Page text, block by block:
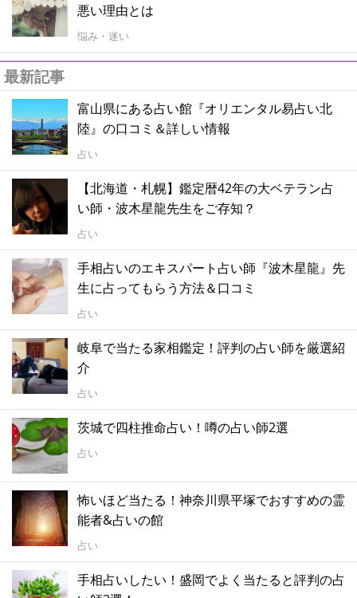
悪い理由とは
悩み・迷い
最新記事
富山県にある占い館『オリエンタル易占い北
陸』の口コミ＆詳しい情報
占い
【北海道・札幌】鑑定暦42年の大ベテラン占
い師・波木星龍先生をご存知？
占い
手相占いのエキスパート占い師『波木星龍』先
生に占ってもらう方法＆口コミ
占い
岐阜で当たる家相鑑定！評判の占い師を厳選紹
介
占い
茨城で四柱推命占い！噂の占い師2選
占い
怖いほど当たる！神奈川県平塚でおすすめの霊
能者&占いの館
占い
手相占いしたい！盛岡でよく当たると評判の占